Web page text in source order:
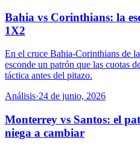
Bahia vs Corinthians: la
1X2
En el cruce Bahia-Corinthians de
esconde un patrón que las cuotas
táctica antes del pitazo.
Análisis·24 de junio, 2026
Monterrey vs Santos: el
niega a cambiar